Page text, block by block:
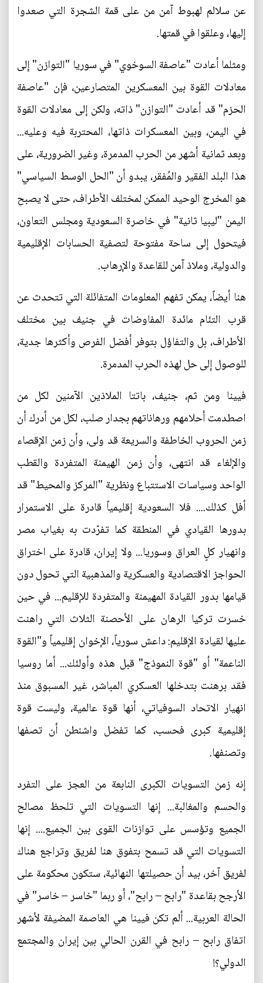
عن سلالم لهبوط آمن من على قمة الشجرة التي صعدوا
إليها، وعلقوا في قمتها.
ومثلما أعادت "عاصفة السوخوي" في سوريا "التوازن" إلى
معادلات القوة بين المعسكرين المتصارعين، فإن "عاصفة
الحزم" قد أعادت "التوازن" ذاته، ولكن إلى معادلات القوة
في اليمن، وبين المعسكرات ذاتها، المحتربة فيه وعليه...
وبعد ثمانية أشهر من الحرب المدمرة، وغير الضرورية، على
هذا البلد الفقير والمُفقر، يبدو أن "الحل الوسط السياسي"
هو المخرج الوحيد الممكن لمختلف الأطراف، حتى لا يصبح
اليمن "ليبيا ثانية" في خاصرة السعودية ومجلس التعاون،
فيتحول إلى ساحة مفتوحة لتصفية الحسابات الإقليمية
والدولية، وملاذ آمن للقاعدة والإرهاب.
هنا أيضاً، يمكن تفهم المعلومات المتفائلة التي تتحدث عن
قرب التئام مائدة المفاوضات في جنيف بين مختلف
الأطراف، بل والتفاؤل بتوفر أفضل الفرص وأكثرها جدية،
للوصول إلى حل لهذه الحرب المدمرة.
فيينا ومن ثم، جنيف، باتتا الملاذين الآمنين لكل من
اصطدمت أحلامهم ورهاناتهم بجدار صلب، لكل من أدرك أن
زمن الحروب الخاطفة والسريعة قد ولى، وأن زمن الإقصاء
والإلغاء قد انتهى، وأن زمن الهيمنة المتفردة والقطب
الواحد وسياسات الاستتباع ونظرية "المركز والمحيط" قد
أفل كذلك.... فلا السعودية إقليمياً قادرة على الاستمرار
بدورها القيادي في المنطقة كما تفرّدت به بغياب مصر
وانهيار كلٍ العراق وسوريا... ولا إيران، قادرة على اختراق
الحواجز الاقتصادية والعسكرية والمذهبية التي تحول دون
قيامها بدور القيادة المهيمنة والمتفردة للإقليم... في حين
خسرت تركيا الرهان على الأحصنة الثلاث التي راهنت
عليها لقيادة الإقليم: داعش سورياً، الإخوان إقليمياً و"القوة
الناعمة" أو "قوة النموذج" قبل هذه وأولئك... أما روسيا
فقد برهنت بتدخلها العسكري المباشر، غير المسبوق منذ
انهيار الاتحاد السوفياتي، أنها قوة عالمية، وليست قوة
إقليمية كبرى فحسب، كما تفضل واشنطن أن تصفها
وتصنفها.
إنه زمن التسويات الكبرى النابعة من العجز على التفرد
والحسم والمغالبة... إنها التسويات التي تلحظ مصالح
الجميع وتؤسس على توازنات القوى بين الجميع.... إنها
التسويات التي قد تسمح بتفوق هنا لفريق وتراجع هناك
لفريق آخر، بيد أن حصيلتها النهائية، ستكون محكومة على
الأرجح بقاعدة "رابح – رابح"، أو ربما "خاسر – خاسر" في
الحالة العربية... ألم تكن فيينا هي العاصمة المضيفة لأشهر
اتفاق رابح – رابح في القرن الحالي بين إيران والمجتمع
الدولي؟!